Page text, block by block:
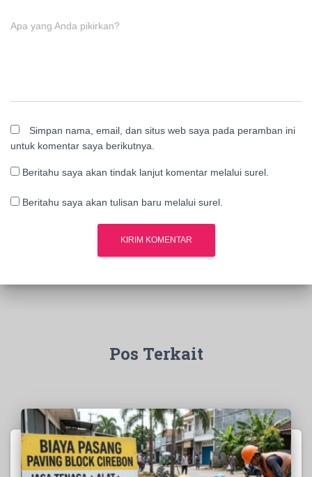
Apa yang Anda pikirkan?
Simpan nama, email, dan situs web saya pada peramban ini
untuk komentar saya berikutnya.
Beritahu saya akan tindak lanjut komentar melalui surel.
Beritahu saya akan tulisan baru melalui surel.
Pos Terkait